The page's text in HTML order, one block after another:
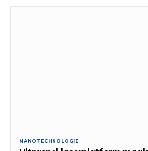
NANOTECHNOLOGIE